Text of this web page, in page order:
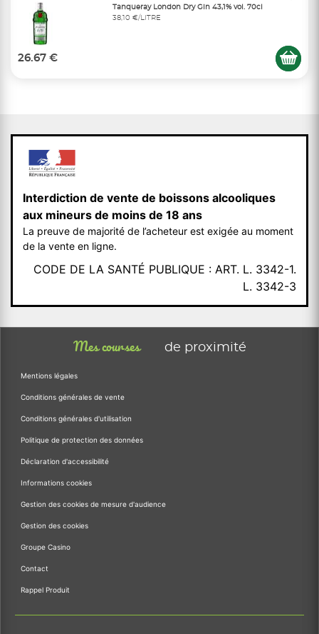
Tanqueray London Dry Gin 43,1% vol. 70cl
38,10 €/LITRE
26.67 €
Interdiction de vente de boissons alcooliques
aux mineurs de moins de 18 ans
La preuve de majorité de l’acheteur est exigée au moment
de la vente en ligne.
CODE DE LA SANTÉ PUBLIQUE : ART. L. 3342-1.
L. 3342-3
Mes courses de proximité
Mentions légales
Conditions générales de vente
Conditions générales d'utilisation
Politique de protection des données
Déclaration d'accessibilité
Informations cookies
Gestion des cookies de mesure d'audience
Gestion des cookies
Groupe Casino
Contact
Rappel Produit